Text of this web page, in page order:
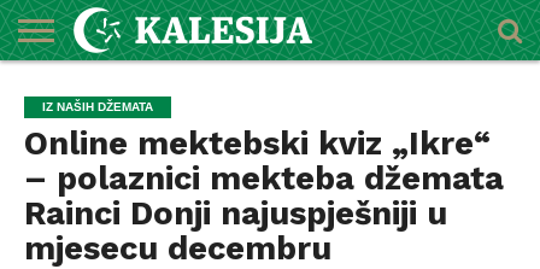
O
MEDŽLISU
DŽEMATI
IMAMI
MEKTEBSKI
CENTAR
VIJESTI
HUTBE
NAJAVE
KALENDAR
KONTAKT
IZ NAŠIH DŽEMATA
Online mektebski kviz „Ikre“
– polaznici mekteba džemata
Rainci Donji najuspješniji u
mjesecu decembru